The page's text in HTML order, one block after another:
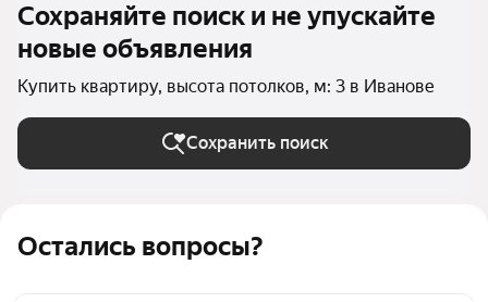
Остались вопросы?
Сохраняйте поиск и не упускайте
новые объявления
Купить квартиру, высота потолков, м: 3 в Иванове
Сохранить поиск